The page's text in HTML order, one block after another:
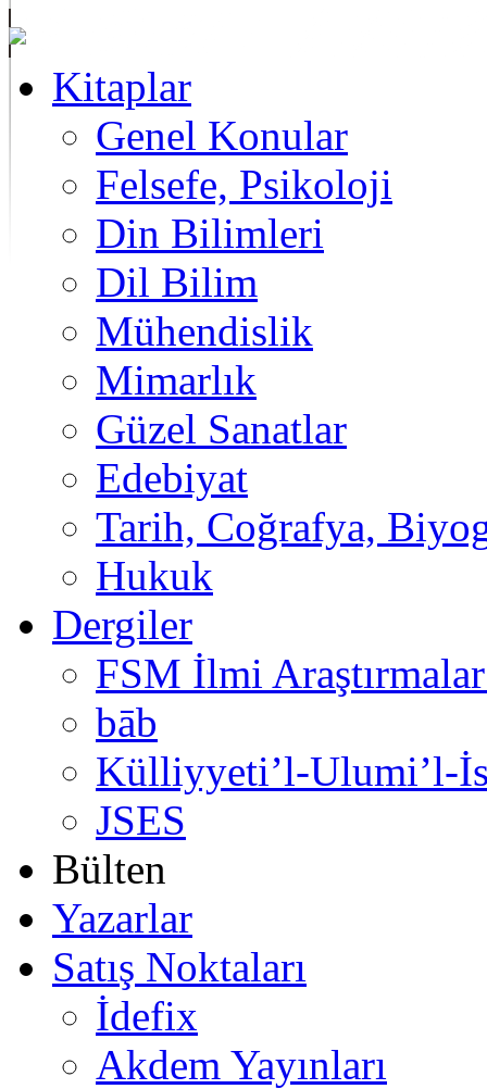
Kitaplar
Genel Konular
Felsefe, Psikoloji
Din Bilimleri
Dil Bilim
Mühendislik
Mimarlık
Güzel Sanatlar
Edebiyat
Tarih, Coğrafya,
Hukuk
Dergiler
FSM İlmi
bāb
Külliyyeti’l-Ulumi’l-
JSES
Bülten
Yazarlar
Satış Noktaları
İdefix
Akdem Yayınları